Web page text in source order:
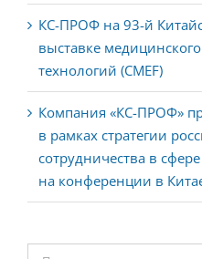
технологий (CMEF)
Компания «КС-ПРОФ»
в рамках стратегии
сотрудничества в
на конференции в
Результат